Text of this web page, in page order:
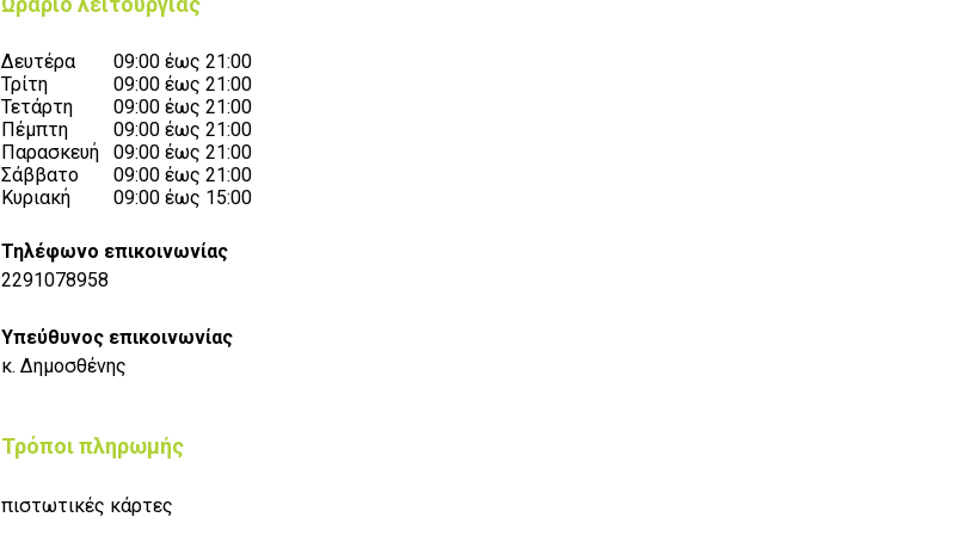
Δευτέρα
09:00 έως 21:00
Τρίτη
09:00 έως 21:00
Τετάρτη
09:00 έως 21:00
Πέμπτη
09:00 έως 21:00
Παρασκευή 09:00 έως 21:00
Σάββατο
09:00 έως 21:00
Κυριακή
09:00 έως 15:00
Τηλέφωνο επικοινωνίας
2291078958
Υπεύθυνος επικοινωνίας
κ. Δημοσθένης
Τρόποι πληρωμής
πιστωτικές κάρτες